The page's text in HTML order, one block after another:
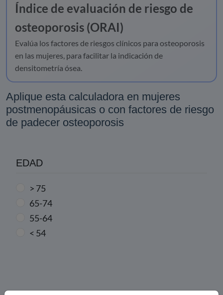
Índice de evaluación de riesgo de
osteoporosis (ORAI)
Evalúa los factores de riesgos clínicos para osteoporosis
en las mujeres, para facilitar la indicación de
densitometría ósea.
Aplique esta calculadora en mujeres
postmenopáusicas o con factores de riesgo
de padecer osteoporosis
EDAD
> 75
65-74
55-64
< 54